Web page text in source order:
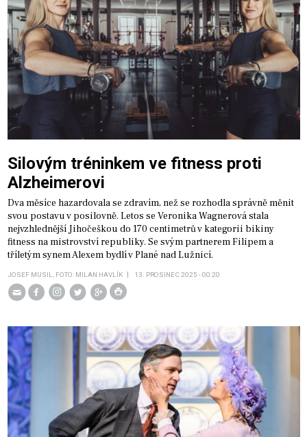
Silovým tréninkem ve fitness proti
Alzheimerovi
Dva měsíce hazardovala se zdravím, než se rozhodla správně měnit
svou postavu v posilovně. Letos se Veronika Wagnerová stala
nejvzhlednější Jihočeškou do 170 centimetrů v kategorii bikiny
fitness na mistrovství republiky. Se svým partnerem Filipem a
tříletým synem Alexem bydlí v Plané nad Lužnicí.
JOSEF MUSIL, FOTO: MILAN HAVLÍK 13. PROSINEC 2025 - 00:20